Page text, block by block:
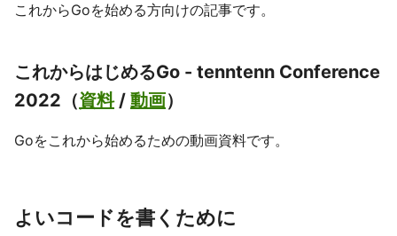
これからGoを始める方向けの記事です。
これからはじめるGo - tenntenn Conference
2022（資料/ 動画）
Goをこれから始めるための動画資料です。
よいコードを書くために